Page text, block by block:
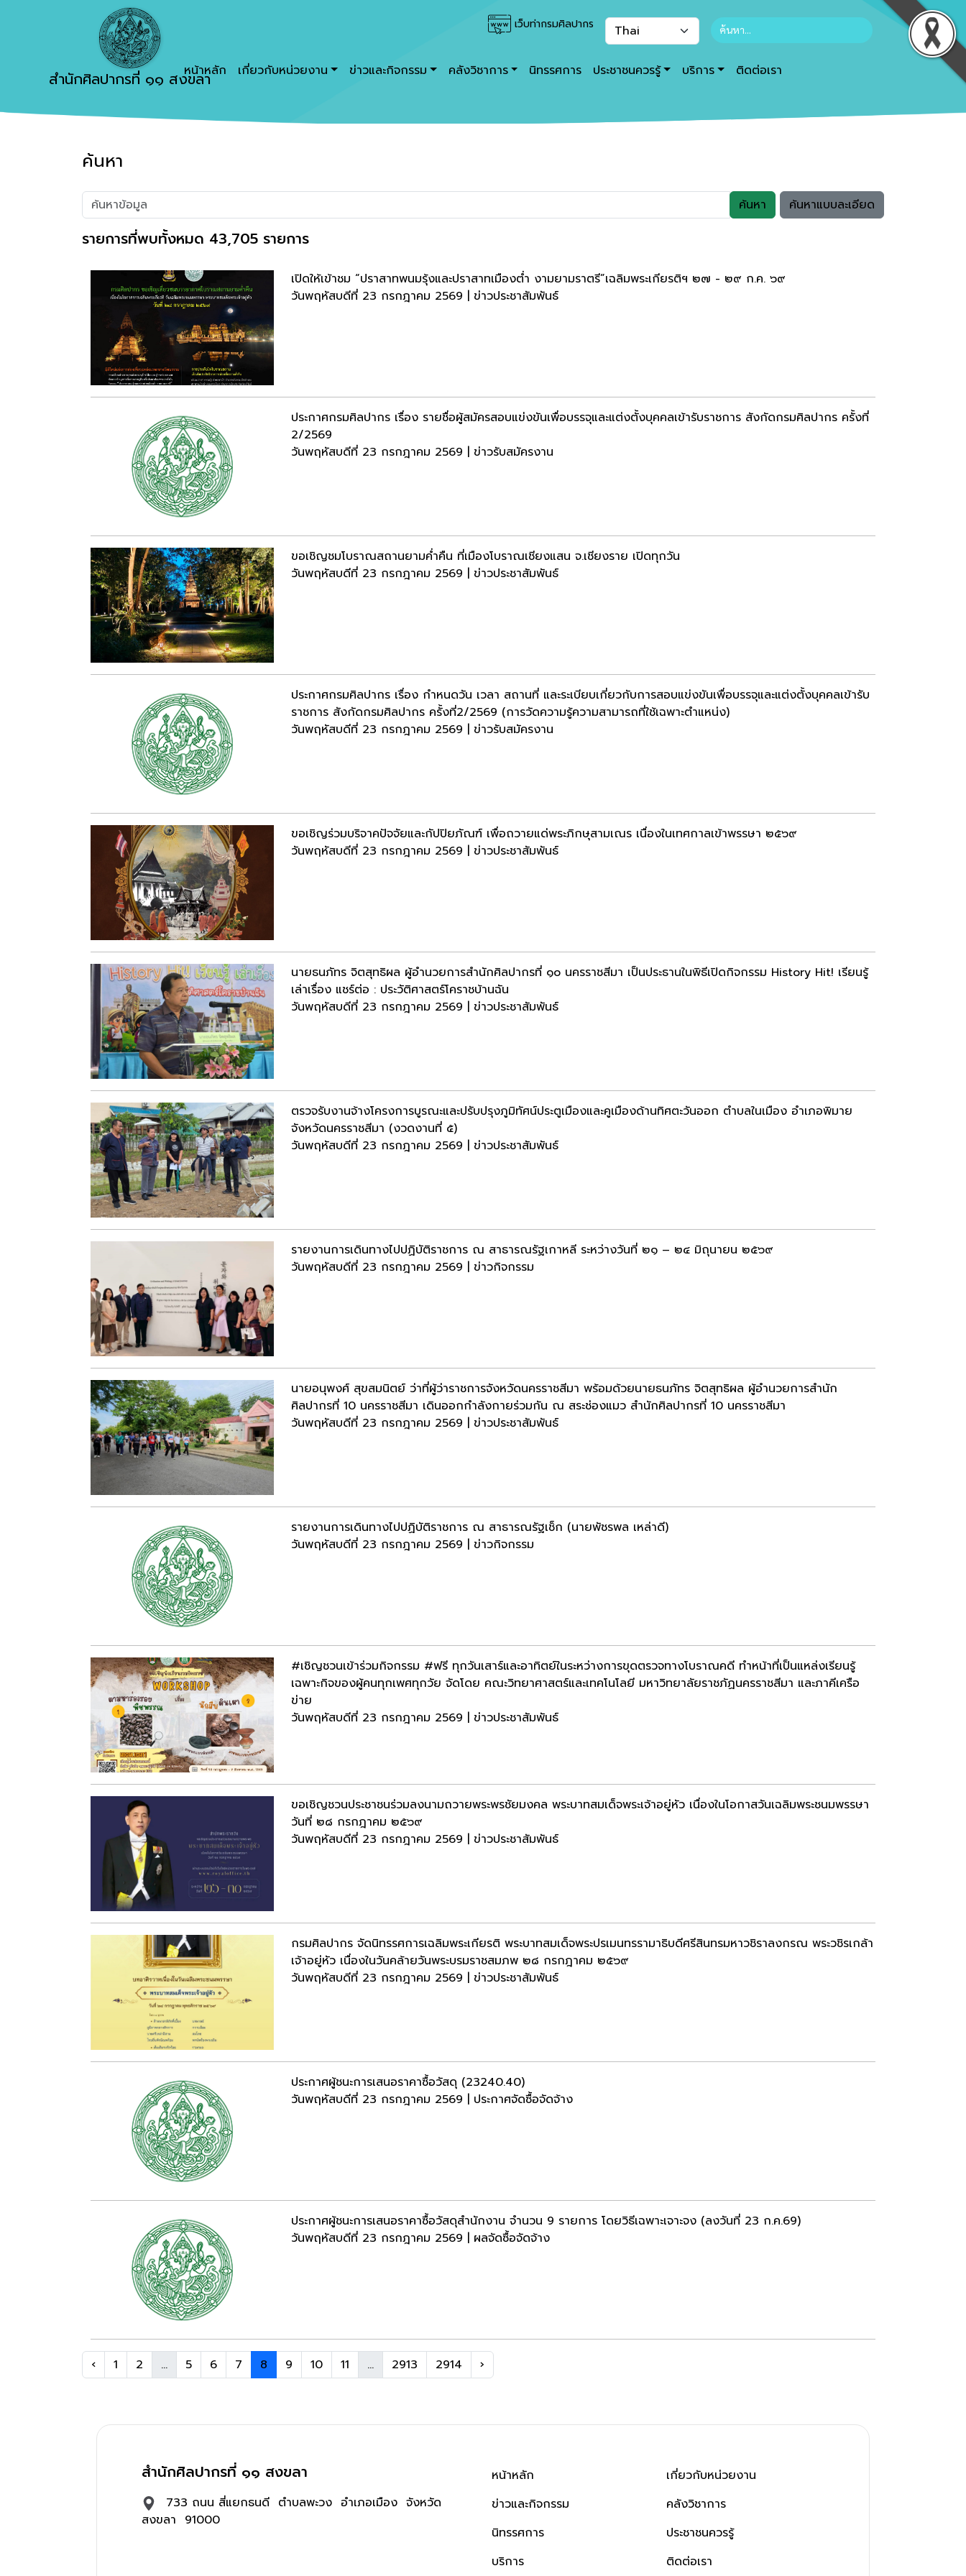
เว็บท่ากรมศิลปากร
สำนักศิลปากรที่ ๑๑ สงขลา
หน้าหลัก เกี่ยวกับหน่วยงาน ข่าวและกิจกรรม คลังวิชาการ นิทรรศการ ประชาชนควรรู้ บริการ ติดต่อเรา
ค้นหา
ค้นหา ค้นหาแบบละเอียด
รายการที่พบทั้งหมด 43,705 รายการ
เปิดให้เข้าชม “ปราสาทพนมรุ้งและปราสาทเมืองต่ำ งามยามราตรี”เฉลิมพระเกียรติฯ ๒๗ - ๒๙ ก.ค. ๖๙
วันพฤหัสบดีที่ 23 กรกฎาคม 2569 | ข่าวประชาสัมพันธ์
ประกาศกรมศิลปากร เรื่อง รายชื่อผู้สมัครสอบแข่งขันเพื่อบรรจุและแต่งตั้งบุคคลเข้ารับราชการ สังกัดกรมศิลปากร ครั้งที่
2/2569
วันพฤหัสบดีที่ 23 กรกฎาคม 2569 | ข่าวรับสมัครงาน
ขอเชิญชมโบราณสถานยามค่ำคืน ที่เมืองโบราณเชียงแสน จ.เชียงราย เปิดทุกวัน
วันพฤหัสบดีที่ 23 กรกฎาคม 2569 | ข่าวประชาสัมพันธ์
ประกาศกรมศิลปากร เรื่อง กำหนดวัน เวลา สถานที่ และระเบียบเกี่ยวกับการสอบแข่งขันเพื่อบรรจุและแต่งตั้งบุคคลเข้ารับ
ราชการ สังกัดกรมศิลปากร ครั้งที่2/2569 (การวัดความรู้ความสามารถที่ใช้เฉพาะตำแหน่ง)
วันพฤหัสบดีที่ 23 กรกฎาคม 2569 | ข่าวรับสมัครงาน
ขอเชิญร่วมบริจาคปัจจัยและกัปปิยภัณฑ์ เพื่อถวายแด่พระภิกษุสามเณร เนื่องในเทศกาลเข้าพรรษา ๒๕๖๙
วันพฤหัสบดีที่ 23 กรกฎาคม 2569 | ข่าวประชาสัมพันธ์
นายธนภัทร จิตสุทธิผล ผู้อำนวยการสำนักศิลปากรที่ ๑๐ นครราชสีมา เป็นประธานในพิธีเปิดกิจกรรม History Hit! เรียนรู้
เล่าเรื่อง แชร์ต่อ : ประวัติศาสตร์โคราชบ้านฉัน
วันพฤหัสบดีที่ 23 กรกฎาคม 2569 | ข่าวประชาสัมพันธ์
ตรวจรับงานจ้างโครงการบูรณะและปรับปรุงภูมิทัศน์ประตูเมืองและคูเมืองด้านทิศตะวันออก ตําบลในเมือง อำเภอพิมาย
จังหวัดนครราชสีมา (งวดงานที่ ๕)
วันพฤหัสบดีที่ 23 กรกฎาคม 2569 | ข่าวประชาสัมพันธ์
รายงานการเดินทางไปปฏิบัติราชการ ณ สาธารณรัฐเกาหลี ระหว่างวันที่ ๒๑ – ๒๔ มิถุนายน ๒๕๖๙
วันพฤหัสบดีที่ 23 กรกฎาคม 2569 | ข่าวกิจกรรม
นายอนุพงศ์ สุขสมนิตย์ ว่าที่ผู้ว่าราชการจังหวัดนครราชสีมา พร้อมด้วยนายธนภัทร จิตสุทธิผล ผู้อำนวยการสำนัก
ศิลปากรที่ 10 นครราชสีมา เดินออกกำลังกายร่วมกัน ณ สระช่องแมว สำนักศิลปากรที่ 10 นครราชสีมา
วันพฤหัสบดีที่ 23 กรกฎาคม 2569 | ข่าวประชาสัมพันธ์
รายงานการเดินทางไปปฏิบัติราชการ ณ สาธารณรัฐเช็ก (นายพัชรพล เหล่าดี)
วันพฤหัสบดีที่ 23 กรกฎาคม 2569 | ข่าวกิจกรรม
#เชิญชวนเข้าร่วมกิจกรรม #ฟรี ทุกวันเสาร์และอาทิตย์ในระหว่างการขุดตรวจทางโบราณคดี ทำหน้าที่เป็นแหล่งเรียนรู้
เฉพาะกิจของผู้คนทุกเพศทุกวัย จัดโดย คณะวิทยาศาสตร์และเทคโนโลยี มหาวิทยาลัยราชภัฏนครราชสีมา และภาคีเครือ
ข่าย
วันพฤหัสบดีที่ 23 กรกฎาคม 2569 | ข่าวประชาสัมพันธ์
ขอเชิญชวนประชาชนร่วมลงนามถวายพระพรชัยมงคล พระบาทสมเด็จพระเจ้าอยู่หัว เนื่องในโอกาสวันเฉลิมพระชนมพรรษา
วันที่ ๒๘ กรกฎาคม ๒๕๖๙
วันพฤหัสบดีที่ 23 กรกฎาคม 2569 | ข่าวประชาสัมพันธ์
กรมศิลปากร จัดนิทรรศการเฉลิมพระเกียรติ พระบาทสมเด็จพระปรเมนทรรามาธิบดีศรีสินทรมหาวชิราลงกรณ พระวชิรเกล้า
เจ้าอยู่หัว เนื่องในวันคล้ายวันพระบรมราชสมภพ ๒๘ กรกฎาคม ๒๕๖๙
วันพฤหัสบดีที่ 23 กรกฎาคม 2569 | ข่าวประชาสัมพันธ์
ประกาศผู้ชนะการเสนอราคาซื้อวัสดุ (23240.40)
วันพฤหัสบดีที่ 23 กรกฎาคม 2569 | ประกาศจัดซื้อจัดจ้าง
ประกาศผู้ชนะการเสนอราคาซื้อวัสดุสำนักงาน จำนวน 9 รายการ โดยวิธีเฉพาะเจาะจง (ลงวันที่ 23 ก.ค.69)
วันพฤหัสบดีที่ 23 กรกฎาคม 2569 | ผลจัดซื้อจัดจ้าง
‹ 1 2 ... 5 6 7 8 9 10 11 ... 2913 2914 ›
สำนักศิลปากรที่ ๑๑ สงขลา
733 ถนน สี่แยกธนดี ตำบลพะวง อำเภอเมือง จังหวัด
สงขลา 91000
หน้าหลัก
ข่าวและกิจกรรม
นิทรรศการ
บริการ
เกี่ยวกับหน่วยงาน
คลังวิชาการ
ประชาชนควรรู้
ติดต่อเรา